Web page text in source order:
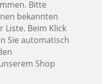
Bitte
bekannten
Beim Klick
Sie automatisch
Shop